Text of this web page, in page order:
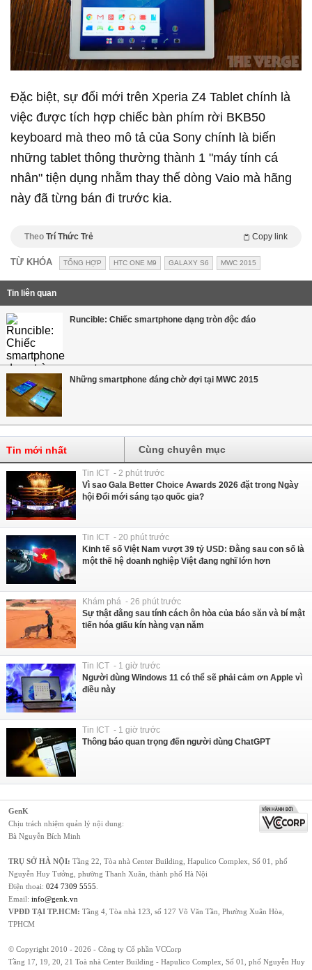
Đặc biệt, sự đổi mới trên Xperia Z4 Tablet chính là
việc được tích hợp chiếc bàn phím rời BKB50
keyboard mà theo mô tả của Sony chính là biến
những tablet thông thường thành 1 "máy tính cá
nhân" tiện dụng nhằm thay thế dòng Vaio mà hãng
này đã từng bán đi trước kia.
Theo Trí Thức Trẻ Copy link
TỪ KHÓA TỔNG HỢP HTC ONE M9 GALAXY S6 MWC 2015
Tin liên quan
Runcible: Chiếc smartphone dạng tròn độc đáo
Những smartphone đáng chờ đợi tại MWC 2015
Tin mới nhất Cùng chuyên mục
Tin ICT - 2 phút trước
Vì sao Gala Better Choice Awards 2026 đặt trong Ngày
hội Đổi mới sáng tạo quốc gia?
Tin ICT - 20 phút trước
Kinh tế số Việt Nam vượt 39 tỷ USD: Đằng sau con số là
một thế hệ doanh nghiệp Việt đang nghĩ lớn hơn
Khám phá - 26 phút trước
Sự thật đằng sau tính cách ôn hòa của báo săn và bí mật
tiến hóa giấu kín hàng vạn năm
Tin ICT - 1 giờ trước
Người dùng Windows 11 có thể sẽ phải cảm ơn Apple vì
điều này
Tin ICT - 1 giờ trước
Thông báo quan trọng đến người dùng ChatGPT
GenK
Chịu trách nhiệm quản lý nội dung:
Bà Nguyễn Bích Minh
TRỤ SỞ HÀ NỘI: Tầng 22, Tòa nhà Center Building, Hapulico Complex, Số 01, phố
Nguyễn Huy Tưởng, phường Thanh Xuân, thành phố Hà Nội
Điện thoại: 024 7309 5555
Email: info@genk.vn
VPĐD TẠI TP.HCM: Tầng 4, Tòa nhà 123, số 127 Võ Văn Tần, Phường Xuân Hòa,
TPHCM
© Copyright 2010 - 2026 - Công ty Cổ phần VCCorp
Tầng 17, 19, 20, 21 Toà nhà Center Building - Hapulico Complex, Số 01, phố Nguyễn Huy